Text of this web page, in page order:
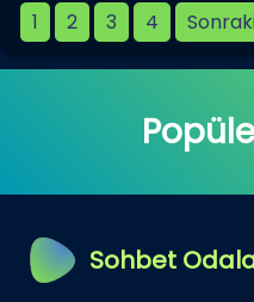
1 2 3 4
Sohbet